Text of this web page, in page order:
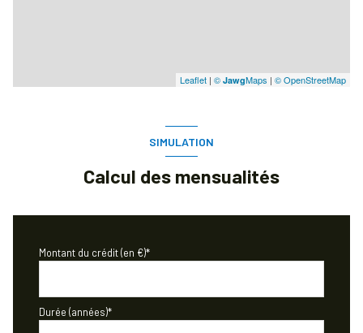
Leaflet | © JawgMaps | © OpenStreetMap
SIMULATION
Calcul des mensualités
Montant du crédit (en €)*
Durée (années)*